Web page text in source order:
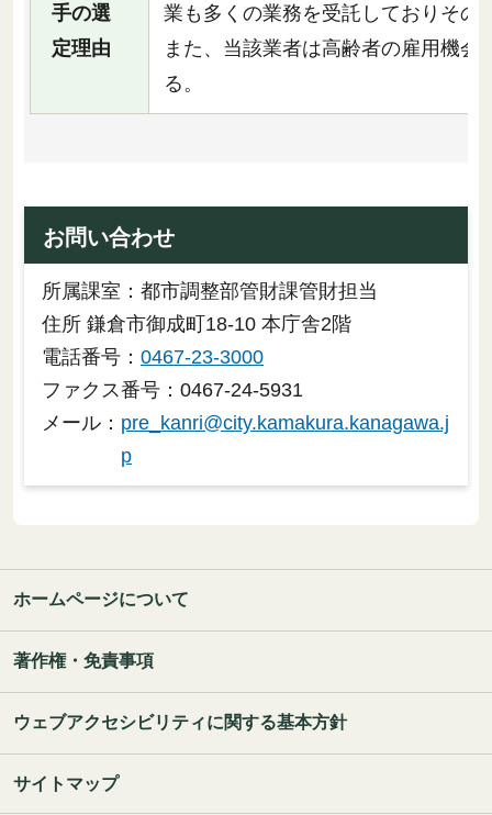
手の選
定理由
業も多くの業務を受託しておりその
また、当該業者は高齢者の雇用機会
る。
お問い合わせ
所属課室：都市調整部管財課管財担当
住所 鎌倉市御成町18-10 本庁舎2階
電話番号： 0467-23-3000
ファクス番号：0467-24-5931
メール： pre_kanri@city.kamakura.kanagawa.j
p
ホームページについて
著作権・免責事項
ウェブアクセシビリティに関する基本方針
サイトマップ